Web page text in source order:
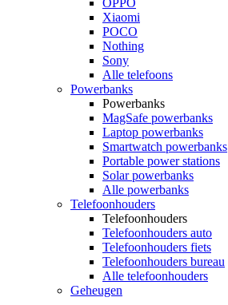
OPPO
Xiaomi
POCO
Nothing
Sony
Alle telefoons
Powerbanks
Powerbanks
MagSafe powerbanks
Laptop powerbanks
Smartwatch powerbanks
Portable power stations
Solar powerbanks
Alle powerbanks
Telefoonhouders
Telefoonhouders
Telefoonhouders auto
Telefoonhouders fiets
Telefoonhouders bureau
Alle telefoonhouders
Geheugen